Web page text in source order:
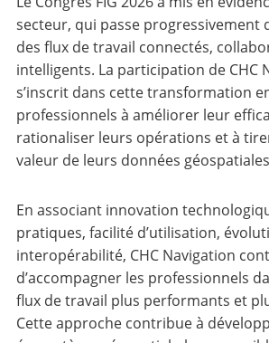
secteur, qui passe progressivement
des flux de travail connectés,
intelligents. La participation de CHC
s’inscrit dans cette transformation
professionnels à améliorer leur
rationaliser leurs opérations et à
valeur de leurs données
En associant innovation
pratiques, facilité d’utilisation,
interopérabilité, CHC Navigation
d’accompagner les professionnels
flux de travail plus performants et
Cette approche contribue à